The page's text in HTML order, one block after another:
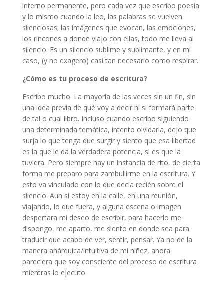
interno permanente, pero cada vez que escribo poesía
y lo mismo cuando la leo, las palabras se vuelven
silenciosas; las imágenes que evocan, las emociones,
los rincones a donde viajo con ellas, todo me lleva al
silencio. Es un silencio sublime y sublimante, y en mi
caso, (y no exagero) casi tan necesario como respirar.
¿Cómo es tu proceso de escritura?
Escribo mucho. La mayoría de las veces sin un fin, sin
una idea previa de qué voy a decir ni si formará parte
de tal o cual libro. Incluso cuando escribo siguiendo
una determinada temática, intento olvidarla, dejo que
surja lo que tenga que surgir y siento que esa libertad
es la que le da la verdadera potencia, si es que la
tuviera. Pero siempre hay un instancia de rito, de cierta
forma me preparo para zambullirme en la escritura. Y
esto va vinculado con lo que decía recién sobre el
silencio. Aun si estoy en la calle, en una reunión,
viajando, lo que fuera, y alguna escena o imagen
despertara mi deseo de escribir, para hacerlo me
dispongo, me aparto, me siento en donde sea para
traducir que acabo de ver, sentir, pensar. Ya no de la
manera anárquica/intuitiva de mi niñez, ahora
pareciera que soy consciente del proceso de escritura
mientras lo ejecuto.